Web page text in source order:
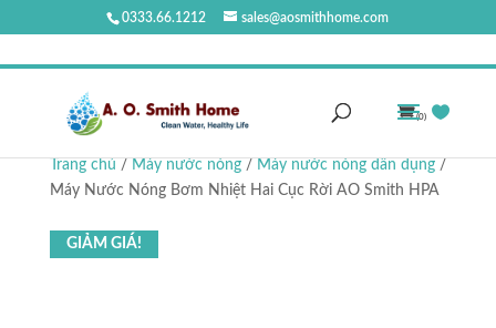
0333.66.1212 sales@aosmithhome.com
(0)
Trang chủ / Máy nước nóng/ Máy nước nóng dân dụng/
Máy Nước Nóng Bơm Nhiệt Hai Cục Rời AO Smith HPA
GIẢM GIÁ!